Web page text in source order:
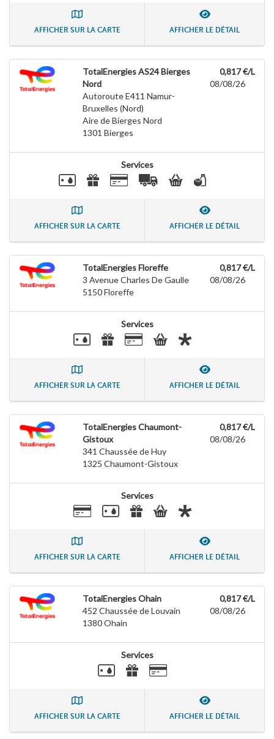
AFFICHER SUR LA CARTE AFFICHER LE DÉTAIL
TotalEnergies AS24 Bierges
Nord
Autoroute E411 Namur-
Bruxelles (Nord)
Aire de Bierges Nord
1301 Bierges
0,817 €/L
08/08/26
Services
AFFICHER SUR LA CARTE AFFICHER LE DÉTAIL
TotalEnergies Floreffe
3 Avenue Charles De Gaulle
5150Floreffe
0,817 €/L
08/08/26
Services
AFFICHER SUR LA CARTE AFFICHER LE DÉTAIL
TotalEnergies Chaumont-
Gistoux
341 Chaussée de Huy
1325 Chaumont-Gistoux
0,817 €/L
08/08/26
Services
AFFICHER SUR LA CARTE AFFICHER LE DÉTAIL
TotalEnergies Ohain
452 Chaussée de Louvain
1380Ohain
0,817 €/L
08/08/26
Services
AFFICHER SUR LA CARTE AFFICHER LE DÉTAIL